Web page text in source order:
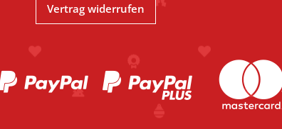
Vertrag widerrufen